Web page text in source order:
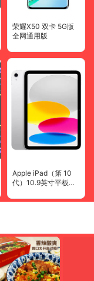
荣耀X50 双卡 5G版
全网通用版
Apple iPad（第 10
代）10.9英寸平板电